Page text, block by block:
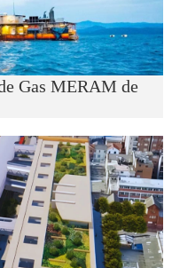
Gas MERAM de